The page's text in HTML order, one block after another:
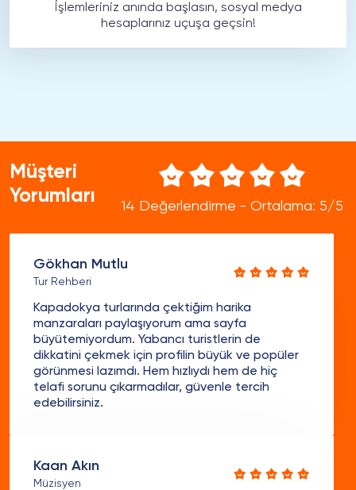
İşlemleriniz anında başlasın, sosyal medya
hesaplarınız uçuşa geçsin!
Müşteri
Yorumları
14 Değerlendirme - Ortalama: 5/5
Gökhan Mutlu
Tur Rehberi
Kapadokya turlarında çektiğim harika
manzaraları paylaşıyorum ama sayfa
büyütemiyordum. Yabancı turistlerin de
dikkatini çekmek için profilin büyük ve popüler
görünmesi lazımdı. Hem hızlıydı hem de hiç
telafi sorunu çıkarmadılar, güvenle tercih
edebilirsiniz.
Kaan Akın
Müzisyen